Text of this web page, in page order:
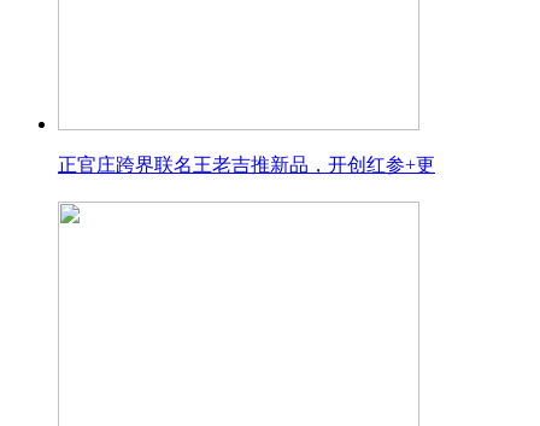
正官庄跨界联名王老吉推新品，开创红参+更